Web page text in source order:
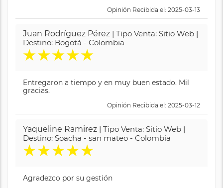
Opinión Recibida el: 2025-03-13
Juan Rodríguez Pérez | Tipo Venta: Sitio Web |
Destino: Bogotá - Colombia
★★★★★
Entregaron a tiempo y en muy buen estado. Mil
gracias.
Opinión Recibida el: 2025-03-12
Yaqueline Ramirez | Tipo Venta: Sitio Web |
Destino: Soacha - san mateo - Colombia
★★★★★
Agradezco por su gestión